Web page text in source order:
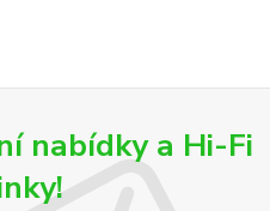
nabídky a Hi-Fi